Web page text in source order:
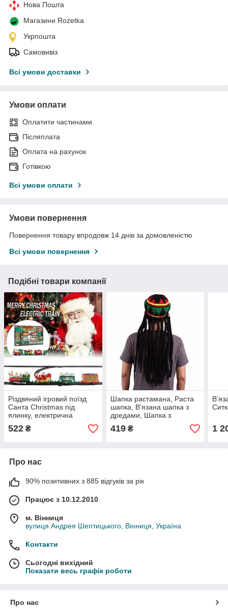
Нова Пошта
Магазини Rozetka
Укрпошта
Самовивіз
Всі умови доставки
Умови оплати
Оплатити частинами
Післяплата
Оплата на рахунок
Готівкою
Всі умови оплати
Умови повернення
Повернення товару впродовж 14 днів за домовленістю
Всі умови повернення
Подібні товари компанії
Різдвяний ігровий поїзд
Санта Christmas під
ялинку, електрична
залізниця з коліями,
святковий набір для
522 ₴
Шапка растамана, Раста
шапка, В'язана шапка з
дредами, Шапка з
дредами в стилі Боба
Марлі карнавальний
419₴ 1
Про нас
90% позитивних з 885 відгуків за рік
Працює з 10.12.2010
м. Вінниця
вулиця Андрея Шептицького, Вінниця, Україна
Контакти
Сьогодні вихідний
Показати весь графік роботи
Про нас